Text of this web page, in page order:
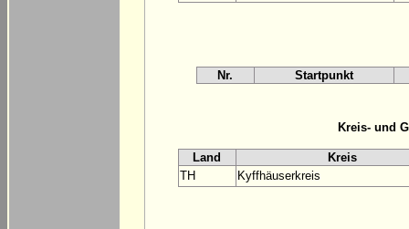
Nr. Startpunkt
Kreis- und
Land
Kreis
TH
Kyffhäuserkreis